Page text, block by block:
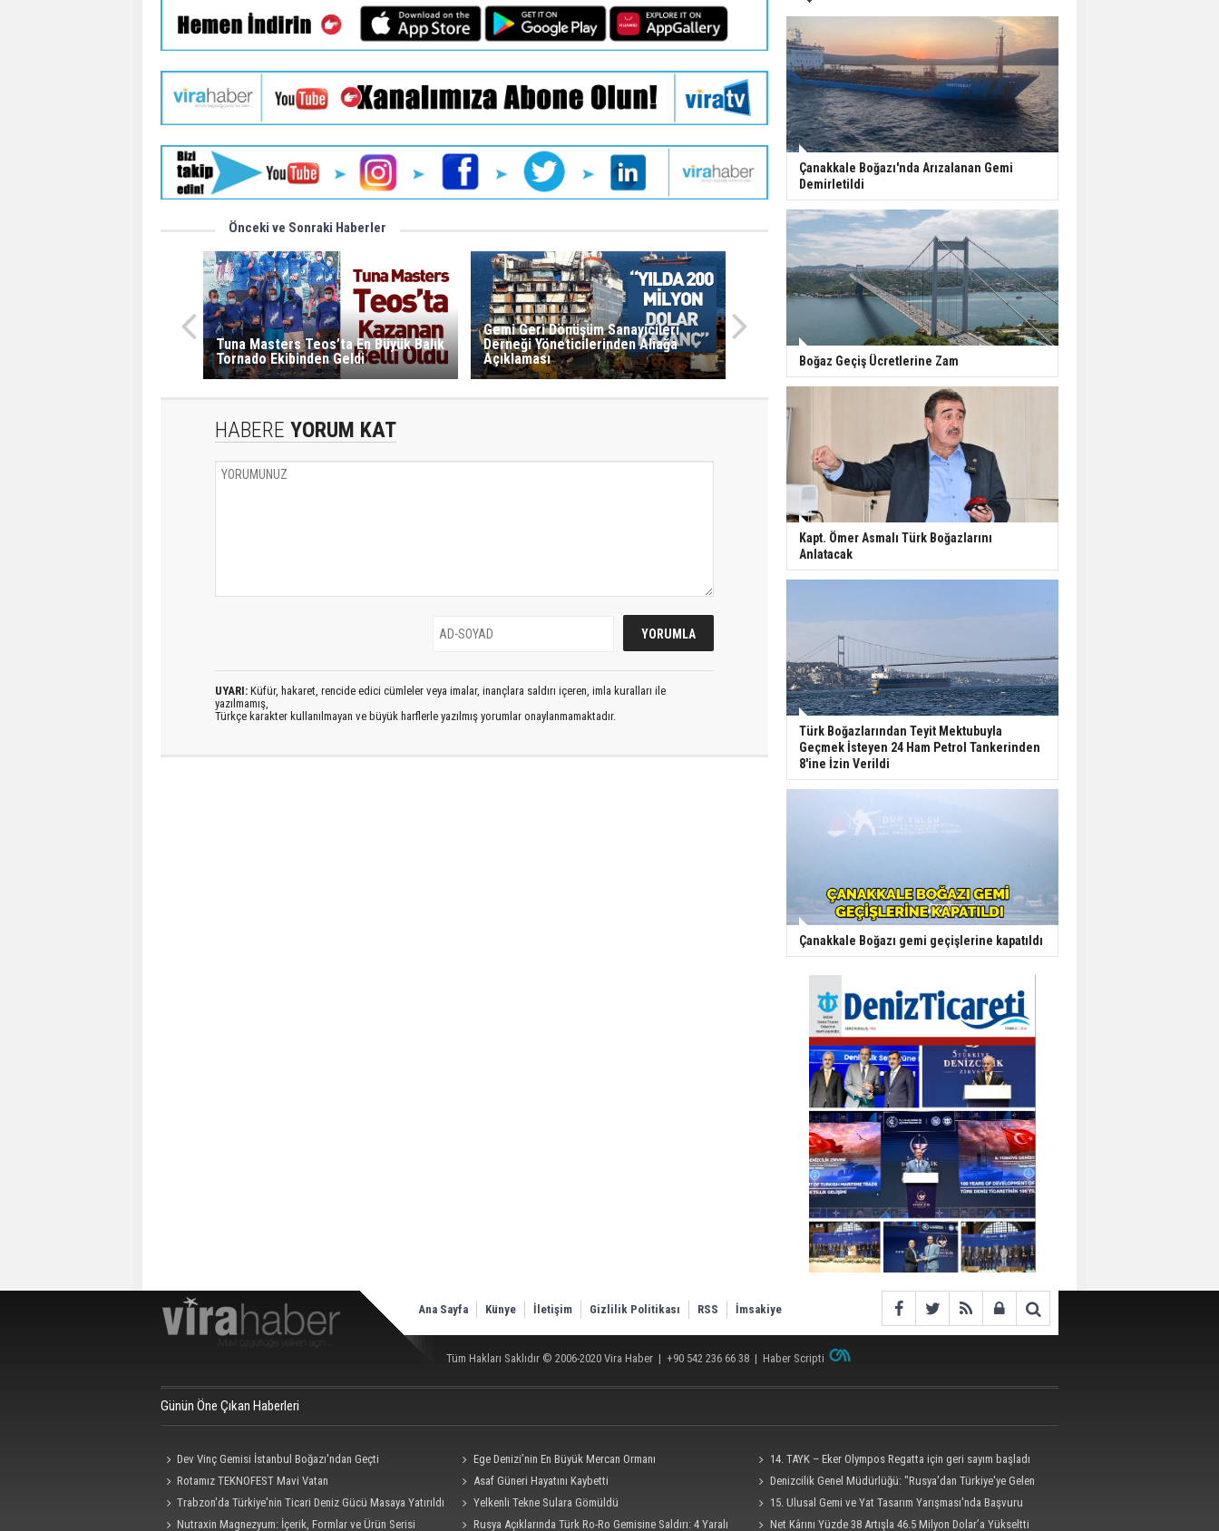
Önceki ve Sonraki Haberler
Tuna Masters Teos’ta En Büyük Balık
Tornado Ekibinden Geldi
Gemi Geri Dönüşüm Sanayicileri
Derneği Yöneticilerinden Aliağa
Açıklaması
HABERE YORUM KAT
UYARI: Küfür, hakaret, rencide edici cümleler veya imalar, inançlara saldırı içeren, imla kuralları ile
yazılmamış,
Türkçe karakter kullanılmayan ve büyük harflerle yazılmış yorumlar onaylanmamaktadır.
Çanakkale Boğazı'nda Arızalanan Gemi
Demirletildi
Boğaz Geçiş Ücretlerine Zam
Kapt. Ömer Asmalı Türk Boğazlarını
Anlatacak
Türk Boğazlarından Teyit Mektubuyla
Geçmek İsteyen 24 Ham Petrol Tankerinden
8'ine İzin Verildi
Çanakkale Boğazı gemi geçişlerine kapatıldı
Ana Sayfa Künye İletişim Gizlilik Politikası RSS İmsakiye
Tüm Hakları Saklıdır © 2006-2020 Vira Haber | +90 542 236 66 38 | Haber Scripti
Günün Öne Çıkan Haberleri
Dev Vinç Gemisi İstanbul Boğazı'ndan Geçti Ege Denizi’nin En Büyük Mercan Ormanı
14. TAYK – Eker Olympos Regatta için geri sayım başladı
Rotamız TEKNOFEST Mavi Vatan
Asaf Güneri Hayatını Kaybetti
Denizcilik Genel Müdürlüğü: "Rusya'dan Türkiye'ye Gelen
Ro-Ro Gemisi Dron Saldırısına Uğradı"
Trabzon'da Türkiye'nin Ticari Deniz Gücü Masaya Yatırıldı Yelkenli Tekne Sulara Gömüldü
15. Ulusal Gemi ve Yat Tasarım Yarışması'nda Başvuru
Süresi 4 Eylül'e Uzatıldı
Nutraxin Magnezyum: İçerik, Formlar ve Ürün Serisi Rusya Açıklarında Türk Ro-Ro Gemisine Saldırı: 4 Yaralı Net Kârını Yüzde 38 Artışla 46.5 Milyon Dolar’a Yükseltti